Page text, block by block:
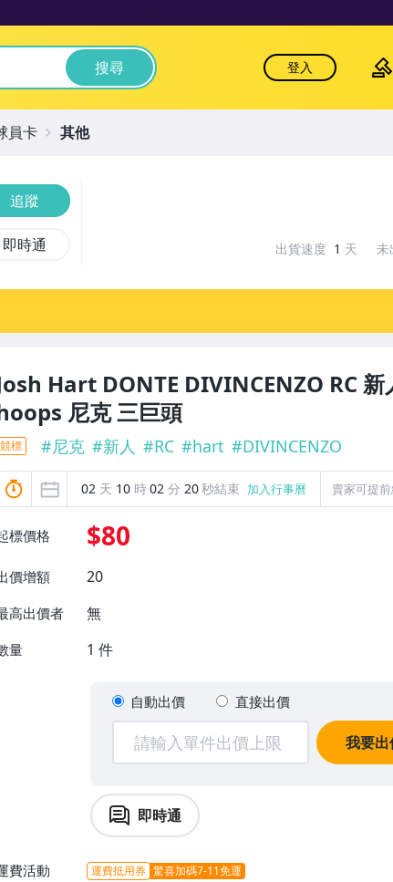
搜尋 登入
Hart DONTE DIVINCENZO RC
尼克 三巨頭
競標 #尼克 #新人 #RC #hart #DIVINCENZO
02 天 10 時02 分 18秒結束 加入行事曆 賣家可提
標價格 $80
價增額 20
高出價者 無
量 1 件
自動出價 直接出價
我要出
即時通
費活動 運費抵用券 驚喜加碼7-11免運
追蹤
即時通 出貨速度 1 天 未
員卡 其他